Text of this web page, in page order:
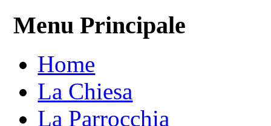
Menu Principale
Home
La Chiesa
La Parrocchia